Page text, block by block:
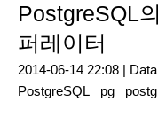
PostgreSQL
퍼레이터
2014-06-14 22:08 |
PostgreSQL
pg